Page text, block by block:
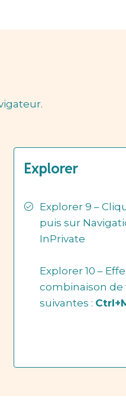
Explorer
Explorer 9 –
puis sur
InPrivate
Explorer 10 –
combinaison de
suivantes :